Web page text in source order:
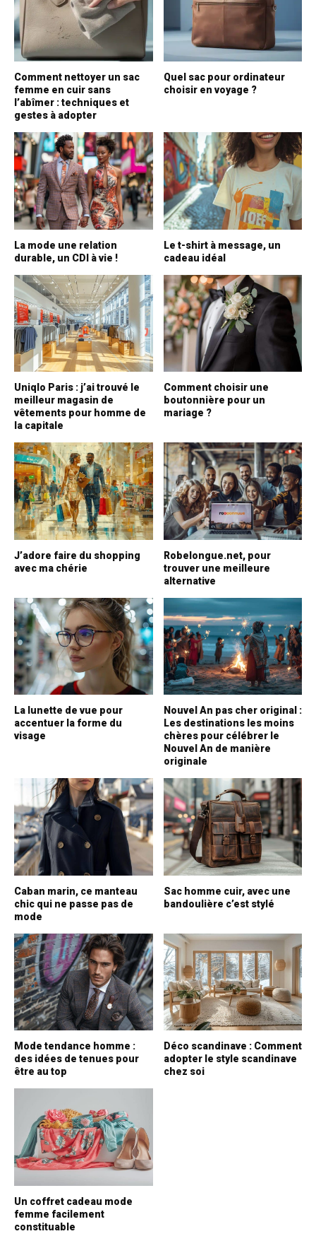
Comment nettoyer un sac
femme en cuir sans
l’abîmer : techniques et
gestes à adopter
Quel sac pour ordinateur
choisir en voyage ?
La mode une relation
durable, un CDI à vie !
Le t-shirt à message, un
cadeau idéal
Uniqlo Paris : j’ai trouvé le
meilleur magasin de
vêtements pour homme de
la capitale
Comment choisir une
boutonnière pour un
mariage ?
J’adore faire du shopping
avec ma chérie
Robelongue.net, pour
trouver une meilleure
alternative
La lunette de vue pour
accentuer la forme du
visage
Nouvel An pas cher original :
Les destinations les moins
chères pour célébrer le
Nouvel An de manière
originale
Caban marin, ce manteau
chic qui ne passe pas de
mode
Sac homme cuir, avec une
bandoulière c’est stylé
Mode tendance homme :
des idées de tenues pour
être au top
Déco scandinave : Comment
adopter le style scandinave
chez soi
Un coffret cadeau mode
femme facilement
constituable